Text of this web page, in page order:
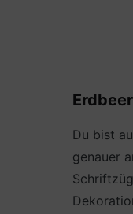
Du bist
genauer